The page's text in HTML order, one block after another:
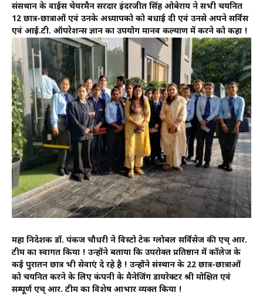
संसथान के वाईस चेयरमैन सरदार इंदरजीत सिंह ओबेराय ने सभी चयनित
12 छात्र-छात्राओं एवं उनके अध्यापको को बधाई दी एवं उनसे अपने सर्विस
एवं आई.टी. ऑपरेशन्स ज्ञान का उपयोग मानव कल्याण में करने को कहा !
महा निदेशक डॉ. पंकज चौधरी ने विस्टो टेक ग्लोबल सर्विसेज की एच् आर.
टीम का स्वागत किया ! उन्होंने बताया कि उपरोक्त प्रतिष्ठान में कॉलेज के
कई पुरातन छात्र भी सेवाएं दे रहे है ! उन्होंने संस्थान के 22 छात्र-छात्राओं
को चयनित करने के लिए कंपनी के मैनेजिंग डायरेक्टर श्री मोक्षित एवं
सम्पूर्ण एच् आर. टीम का विशेष आभार व्यक्त किया !